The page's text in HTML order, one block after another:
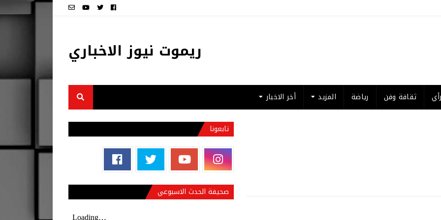
ريموت نيوز الاخباري
ثقافة وفن رياضة المزيد أخر الاخبار
تابعونا
صحيفة الحدث الاسبوعي